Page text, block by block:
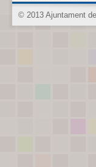
© 2013 Ajuntament